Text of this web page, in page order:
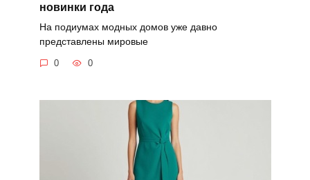
новинки года
На подиумах модных домов уже давно
представлены мировые
0 0